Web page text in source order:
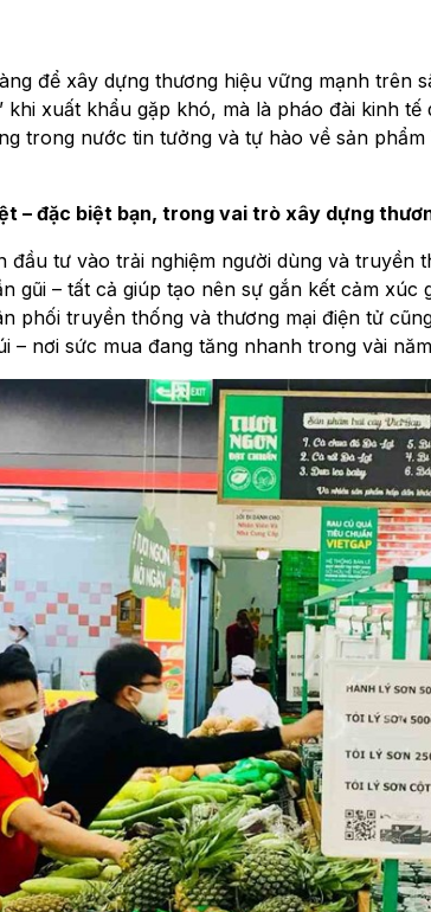
để xây dựng thương hiệu vững mạnh trên
xuất khẩu gặp khó, mà là pháo đài kinh
trong nước tin tưởng và tự hào về sản
– đặc biệt bạn, trong vai trò xây dựng
tư vào trải nghiệm người dùng và truyền
gũi – tất cả giúp tạo nên sự gắn kết cảm xúc
phối truyền thống và thương mại điện tử
nơi sức mua đang tăng nhanh trong vài